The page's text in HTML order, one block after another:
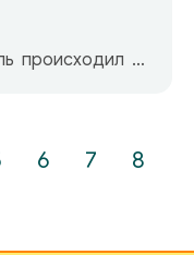
происходил из
а среди его
новомученики.
Труда, в
Ивана
6 7
8